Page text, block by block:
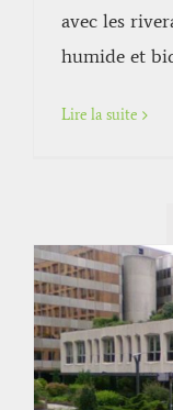
avec les
humide et
Lire la suite